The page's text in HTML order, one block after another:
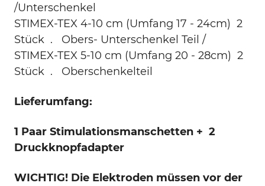
/Unterschenkel
STIMEX-TEX 4-10 cm (Umfang 17 - 24cm) 2
Stück . Obers- Unterschenkel Teil /
STIMEX-TEX 5-10 cm (Umfang 20 - 28cm) 2
Stück . Oberschenkelteil
Lieferumfang:
1 Paar Stimulationsmanschetten + 2
Druckknopfadapter
WICHTIG! Die Elektroden müssen vor der